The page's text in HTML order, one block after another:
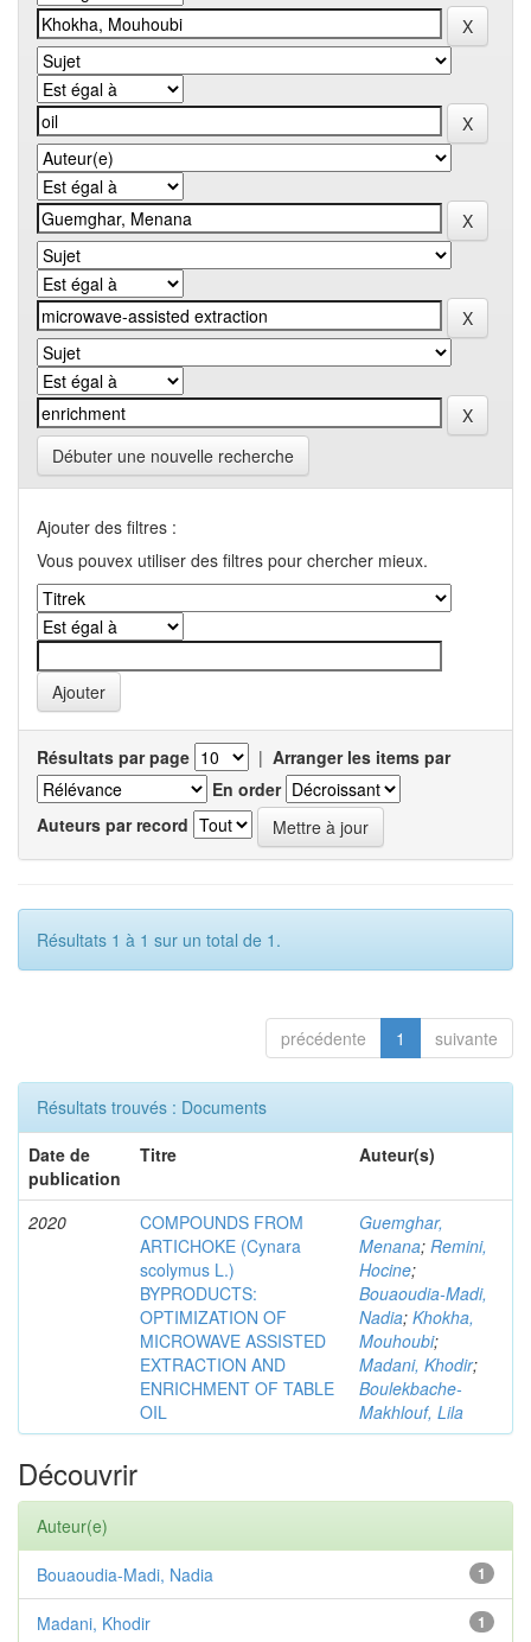
Débuter une nouvelle recherche
Ajouter des filtres :
Vous pouvex utiliser des filtres pour chercher mieux.
Résultats par page | Arranger les items par
En order
Auteurs par record
Résultats 1 à 1 sur un total de 1.
précédente 1 suivante
Résultats trouvés : Documents
Date de
publication
Titre Auteur(s)
2020
COMPOUNDS FROM
ARTICHOKE (Cynara
scolymus L.)
BYPRODUCTS:
OPTIMIZATION OF
MICROWAVE ASSISTED
EXTRACTION AND
ENRICHMENT OF TABLE
OIL
Guemghar,
Menana; Remini,
Hocine;
Bouaoudia-Madi,
Nadia; Khokha,
Mouhoubi;
Madani, Khodir;
Boulekbache-
Makhlouf, Lila
Découvrir
Auteur(e)
1
Bouaoudia-Madi, Nadia
1
Madani, Khodir